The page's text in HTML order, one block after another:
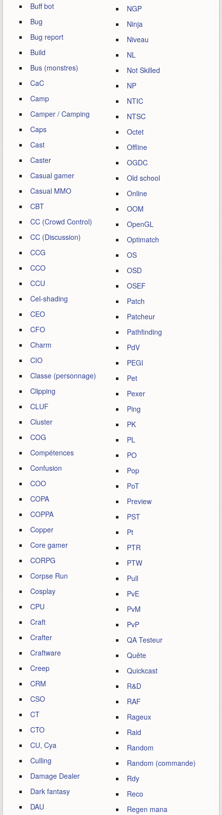
Buff bot
Bug
Bug report
Build
Bus (monstres)
CaC
Camp
Camper / Camping
Caps
Cast
Caster
Casual gamer
Casual MMO
CBT
CC (Crowd Control)
CC (Discussion)
CCG
CCO
CCU
Cel-shading
CEO
CFO
Charm
CIO
Classe (personnage)
Clipping
CLUF
Cluster
COG
Compétences
Confusion
COO
COPA
COPPA
Copper
Core gamer
CORPG
Corpse Run
Cosplay
CPU
Craft
Crafter
Craftware
Creep
CRM
CSO
CT
CTO
CU, Cya
Culling
Damage Dealer
Dark fantasy
DAU
NGP
Ninja
Niveau
NL
Not Skilled
NP
NTIC
NTSC
Octet
Offline
OGDC
Old school
Online
OOM
OpenGL
Optimatch
OS
OSD
OSEF
Patch
Patcheur
Pathfinding
PdV
PEGI
Pet
Pexer
Ping
PK
PL
PO
Pop
PoT
Preview
PST
Pt
PTR
PTW
Pull
PvE
PvM
PvP
QA Testeur
Quête
Quickcast
R&D
RAF
Rageux
Raid
Random
Random (commande)
Rdy
Reco
Regen mana